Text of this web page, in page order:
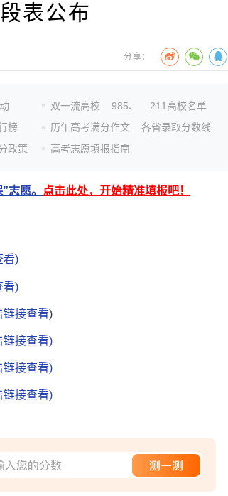
表公布
分享：
榜
政策
双一流高校 985、
211高校名单
历年高考满分作文
各省录取分数线
高考志愿填报指南
志愿。 点击此处，开始精准填报吧！
看)
看)
链接查看)
链接查看)
链接查看)
链接查看)